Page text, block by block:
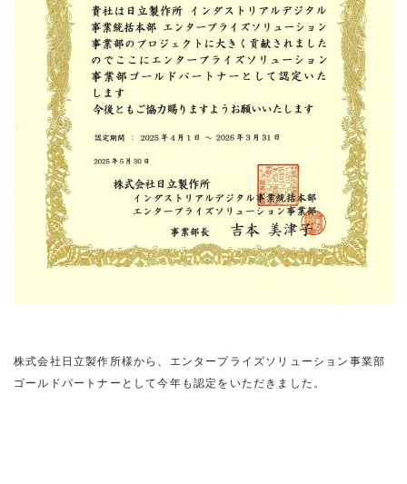
株式会社日立製作所様から、エンタープライズソリューション事業部
ゴールドパートナーとして今年も認定をいただきました。